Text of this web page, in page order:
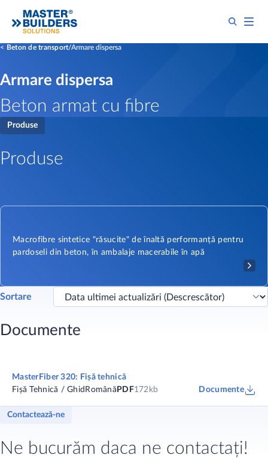
Beton de transport Armare dispersa
Armare dispersa
Beton armat cu fibre
Produse
Produse
Macrofibre sintetice "răsucite" de înaltă performanță pentru
pardoseli din beton, în ambalaje macerabile în apă
Sortare
Documente
MasterFiber 320: Fișă tehnică
Fișă Tehnică / Ghid Română PDF172kb Documente
Contactează-ne
Ne bucurăm daca ne contactați!